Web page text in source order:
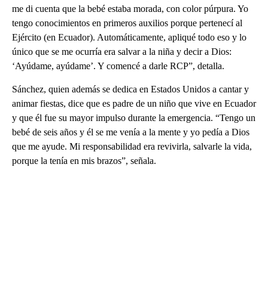
me di cuenta que la bebé estaba morada, con color púrpura. Yo
tengo conocimientos en primeros auxilios porque pertenecí al
Ejército (en Ecuador). Automáticamente, apliqué todo eso y lo
único que se me ocurría era salvar a la niña y decir a Dios:
‘Ayúdame, ayúdame’. Y comencé a darle RCP”, detalla.
Sánchez, quien además se dedica en Estados Unidos a cantar y
animar fiestas, dice que es padre de un niño que vive en Ecuador
y que él fue su mayor impulso durante la emergencia. “Tengo un
bebé de seis años y él se me venía a la mente y yo pedía a Dios
que me ayude. Mi responsabilidad era revivirla, salvarle la vida,
porque la tenía en mis brazos”, señala.